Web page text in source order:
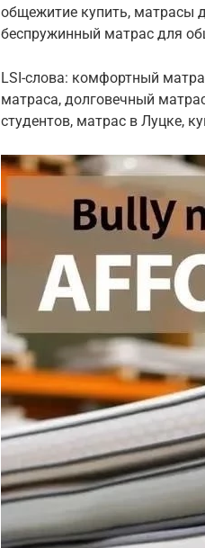
общежитие купить, матрасы
беспружинный матрас для
LSI-слова: комфортный
матраса, долговечный
студентов, матрас в Луцке,